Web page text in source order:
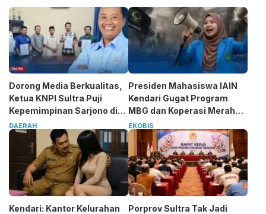
Dorong Media Berkualitas,
Ketua KNPI Sultra Puji
Kepemimpinan Sarjono di
SMSI
DAERAH
Presiden Mahasiswa IAIN
Kendari Gugat Program
MBG dan Koperasi Merah
Putih
EKOBIS
Kendari: Kantor Kelurahan
Porprov Sultra Tak Jadi